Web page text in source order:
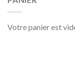
Votre panier est